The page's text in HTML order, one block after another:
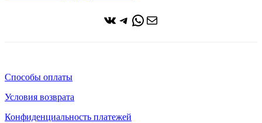
ВКонтакте
Telegram
WhatsApp
Почта
Способы оплаты
Условия возврата
Конфиденциальность платежей